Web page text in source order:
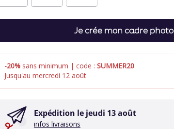
Je crée mon cadre photo
-20%sans minimum | code : SUMMER20
Jusqu'au mercredi 12 août
Expédition le jeudi 13 août
infos livraisons